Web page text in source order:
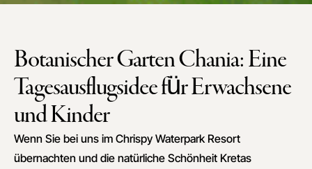
Botanischer Garten Chania: Eine
Tagesausflugsidee für Erwachsene
und Kinder
Wenn Sie bei uns im Chrispy Waterpark Resort
übernachten und die natürliche Schönheit Kretas